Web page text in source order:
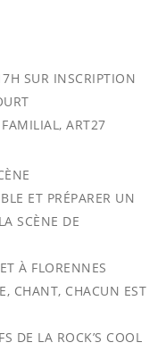
SUR INSCRIPTION
ART27
ET PRÉPARER UN
SCÈNE DE
À FLORENNES
CHANT, CHACUN EST
DE LA ROCK’S COOL